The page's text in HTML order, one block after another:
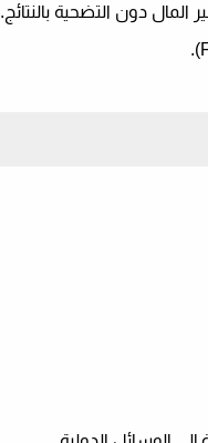
دون التضحية بالنتائج.
).